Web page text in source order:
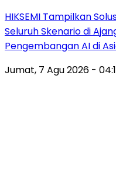
HIKSEMI Tampilkan
Seluruh Skenario di
Pengembangan AI di
Jumat, 7 Agu 2026 -